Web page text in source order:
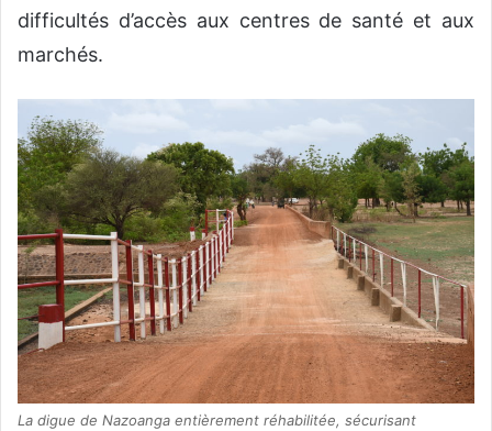
difficultés d’accès aux centres de santé et aux
marchés.
La digue de Nazoanga entièrement réhabilitée, sécurisant